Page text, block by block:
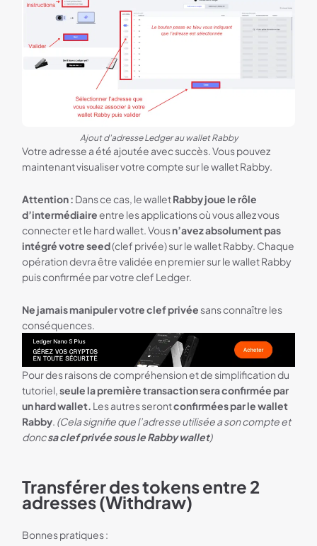
Ajout d'adresse Ledger au wallet Rabby
Votre adresse a été ajoutée avec succès. Vous pouvez
maintenant visualiser votre compte sur le wallet Rabby.
Attention : Dans ce cas, le walletRabby joue le rôle
d’intermédiaireentre les applications où vous allez vous
connecter et le hard wallet. Vousn’avez absolument pas
intégré votre seed(clef privée) sur le wallet Rabby. Chaque
opération devra être validée en premier sur le wallet Rabby
puis confirmée par votre clef Ledger.
Ne jamais manipuler votre clef privéesans connaître les
conséquences.
Bannière Ledger
Pour des raisons de compréhension et de simplification du
tutoriel,seule la première transaction sera confirmée par
un hard wallet. Les autres serontconfirmées par le wallet
Rabby. (Cela signifie que l’adresse utilisée a son compte et
doncsa clef privée sous le Rabby wallet)
Transférer des tokens entre 2
adresses (Withdraw)
Bonnes pratiques :